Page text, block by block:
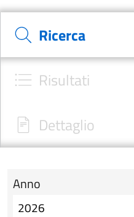
Cerca il documento e
Ricerca
Risultati
Dettaglio
Modulo tab_ricerca_form
Anno